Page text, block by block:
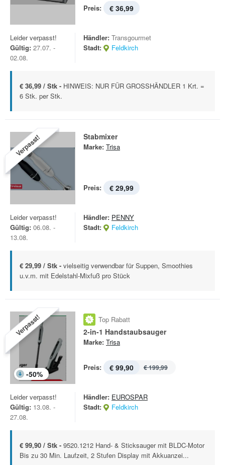
Preis: € 36,99
Leider verpasst!
Gültig: 27.07. -
02.08.
Händler: Transgourmet
Stadt:
Feldkirch
€ 36,99 / Stk - HINWEIS: NUR FÜR GROSSHÄNDLER 1 Krt. =
6 Stk. per Stk.
Verpasst! Stabmixer
Marke: Trisa
Preis: € 29,99
Leider verpasst!
Gültig: 06.08. -
13.08.
Händler: PENNY
Stadt:
Feldkirch
€ 29,99 / Stk - vielseitig verwendbar für Suppen, Smoothies
u.v.m. mit Edelstahl-Mixfuß pro Stück
Verpasst!
-50%
Top Rabatt
2-in-1 Handstaubsauger
Marke: Trisa
Preis: € 99,90 € 199,99
Leider verpasst!
Gültig: 13.08. -
27.08.
Händler: EUROSPAR
Stadt:
Feldkirch
€ 99,90 / Stk - 9520.1212 Hand- & Sticksauger mit BLDC-Motor
Bis zu 30 Min. Laufzeit, 2 Stufen Display mit Akkuanzei...